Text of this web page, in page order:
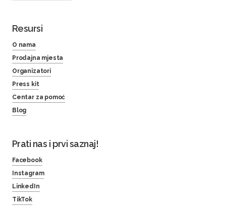
Resursi
O nama
Prodajna mjesta
Organizatori
Press kit
Centar za pomoć
Blog
Prati nas i prvi saznaj!
Facebook
Instagram
LinkedIn
TikTok